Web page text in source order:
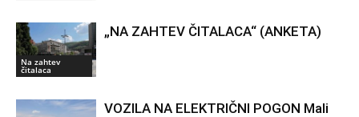
Na zahtev
čitalaca
„NA ZAHTEV ČITALACA“ (ANKETA)
VOZILA NA ELEKTRIČNI POGON Mali